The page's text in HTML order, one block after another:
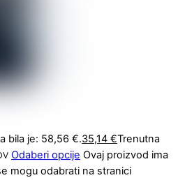
bila je: 58,56 €.35,14 €Trenutna
Odaberi opcije Ovaj proizvod ima
mogu odabrati na stranici